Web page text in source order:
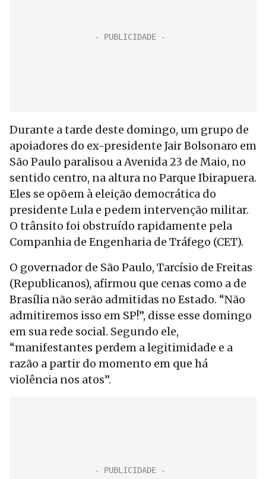
Durante a tarde deste domingo, um grupo de
apoiadores do ex-presidente Jair Bolsonaro em
São Paulo paralisou a Avenida 23 de Maio, no
sentido centro, na altura no Parque Ibirapuera.
Eles se opõem à eleição democrática do
presidente Lula e pedem intervenção militar.
O trânsito foi obstruído rapidamente pela
Companhia de Engenharia de Tráfego (CET).
O governador de São Paulo, Tarcísio de Freitas
(Republicanos), afirmou que cenas como a de
Brasília não serão admitidas no Estado. “Não
admitiremos isso em SP!”, disse esse domingo
em sua rede social. Segundo ele,
“manifestantes perdem a legitimidade e a
razão a partir do momento em que há
violência nos atos”.